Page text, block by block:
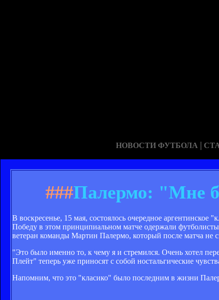
НОВОСТИ ФУТБОЛА |
###Палермо: "Мне
В воскресенье, 15 мая, состоялось очередное
Победу в этом принципиальном матче одержали
ветеран команды Мартин Палермо, который после матча не
"Это было именно то, к чему я и стремился. Очень хотел
Плейт" теперь уже приносят с собой ностальгические
Напомним, что это "класико" было последним в жизни